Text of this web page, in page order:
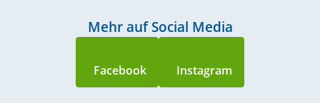
Mehr auf Social Media